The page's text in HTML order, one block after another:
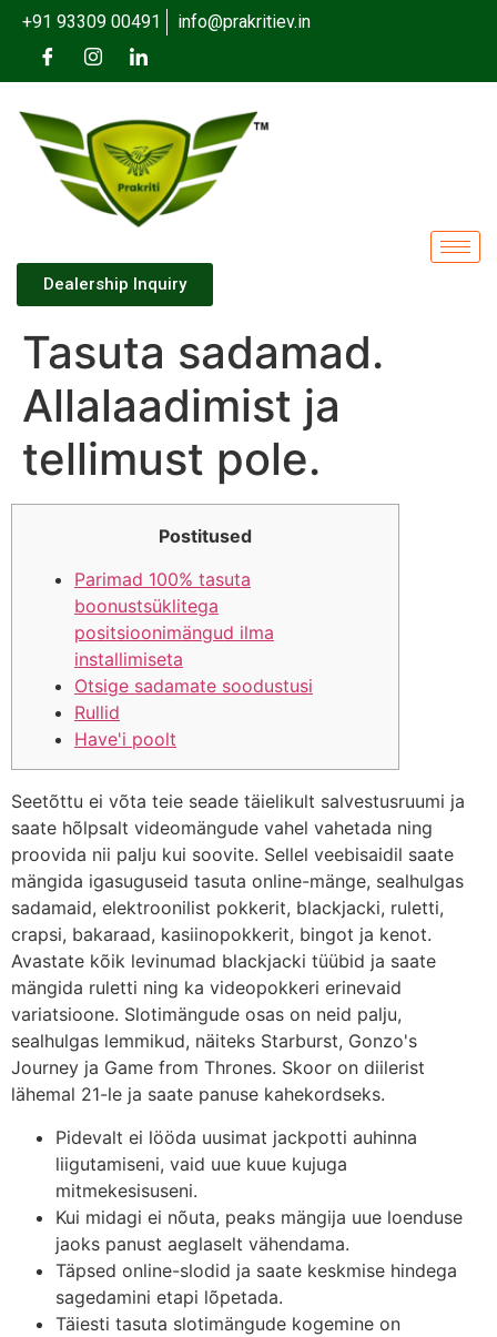
+91 93309 00491 info@prakritiev.in
Dealership Inquiry
Tasuta sadamad.
Allalaadimist ja
tellimust pole.
Postitused
Parimad 100% tasuta
boonustsüklitega
positsioonimängud ilma
installimiseta
Otsige sadamate soodustusi
Rullid
Have'i poolt
Seetõttu ei võta teie seade täielikult salvestusruumi ja
saate hõlpsalt videomängude vahel vahetada ning
proovida nii palju kui soovite. Sellel veebisaidil saate
mängida igasuguseid tasuta online-mänge, sealhulgas
sadamaid, elektroonilist pokkerit, blackjacki, ruletti,
crapsi, bakaraad, kasiinopokkerit, bingot ja kenot.
Avastate kõik levinumad blackjacki tüübid ja saate
mängida ruletti ning ka videopokkeri erinevaid
variatsioone. Slotimängude osas on neid palju,
sealhulgas lemmikud, näiteks Starburst, Gonzo's
Journey ja Game from Thrones. Skoor on diilerist
lähemal 21-le ja saate panuse kahekordseks.
Pidevalt ei lööda uusimat jackpotti auhinna
liigutamiseni, vaid uue kuue kujuga
mitmekesisuseni.
Kui midagi ei nõuta, peaks mängija uue loenduse
jaoks panust aeglaselt vähendama.
Täpsed online-slodid ja saate keskmise hindega
sagedamini etapi lõpetada.
Täiesti tasuta slotimängude kogemine on